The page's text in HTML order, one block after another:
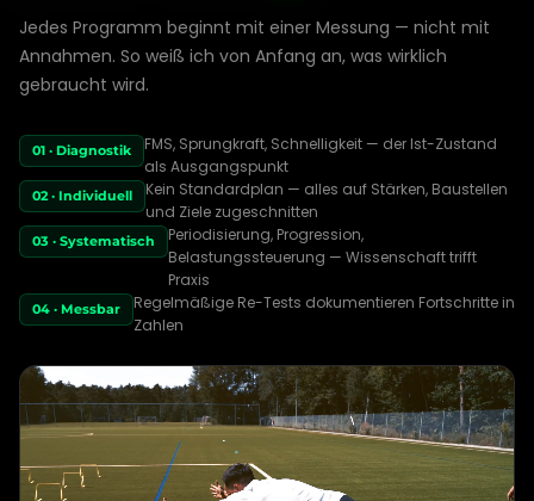
Jedes Programm beginnt mit einer Messung — nicht mit
Annahmen. So weiß ich von Anfang an, was wirklich
gebraucht wird.
01 · Diagnostik
FMS, Sprungkraft, Schnelligkeit — der Ist-Zustand
als Ausgangspunkt
02 · Individuell
Kein Standardplan — alles auf Stärken, Baustellen
und Ziele zugeschnitten
03 · Systematisch
Periodisierung, Progression,
Belastungssteuerung — Wissenschaft trifft
Praxis
04 · Messbar
Regelmäßige Re-Tests dokumentieren Fortschritte in
Zahlen